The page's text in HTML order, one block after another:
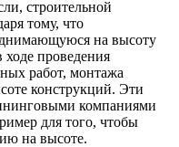
строительной
тому, что
на высоту
проведения
работ, монтажа
конструкций. Эти
компаниями
для того, чтобы
на высоте.